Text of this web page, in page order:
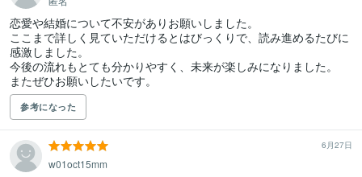
恋愛や結婚について不安がありお願いしました。
ここまで詳しく見ていただけるとはびっくりで、読み進めるたびに
感激しました。
今後の流れもとても分かりやすく、未来が楽しみになりました。
またぜひお願いしたいです。
参考になった
6月27日
w01oct15mm